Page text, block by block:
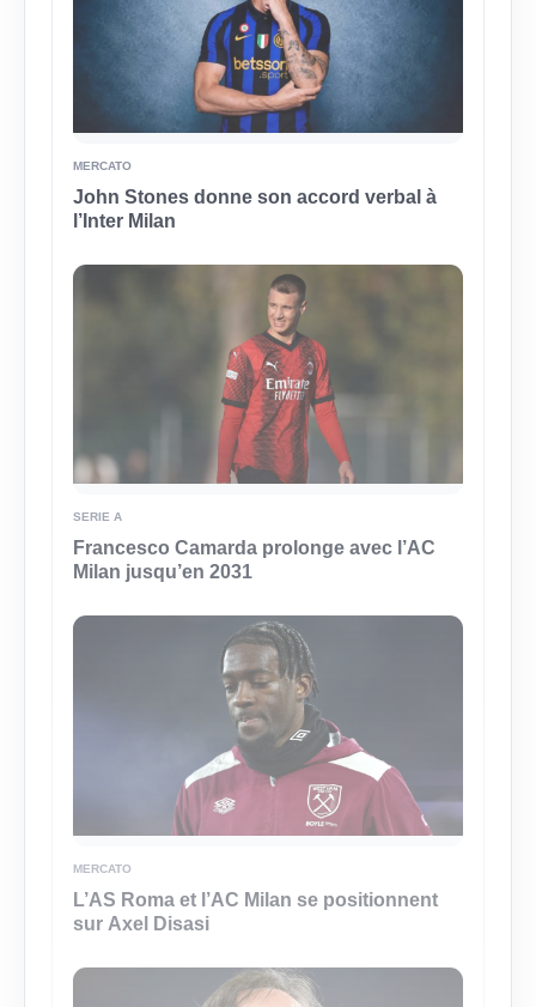
MERCATO
John Stones donne son accord verbal à
l’Inter Milan
SERIE A
Francesco Camarda prolonge avec l’AC
Milan jusqu’en 2031
MERCATO
L’AS Roma et l’AC Milan se positionnent
sur Axel Disasi